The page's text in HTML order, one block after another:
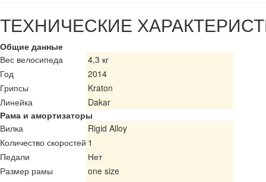
ТЕХНИЧЕСКИЕ
Общие данные
Вес велосипеда
4,3 кг
Год
2014
Грипсы
Kraton
Линейка
Dakar
Рама и амортизаторы
Вилка
Rigid Alloy
Количество скоростей 1
Педали
Нет
Размер рамы
one size